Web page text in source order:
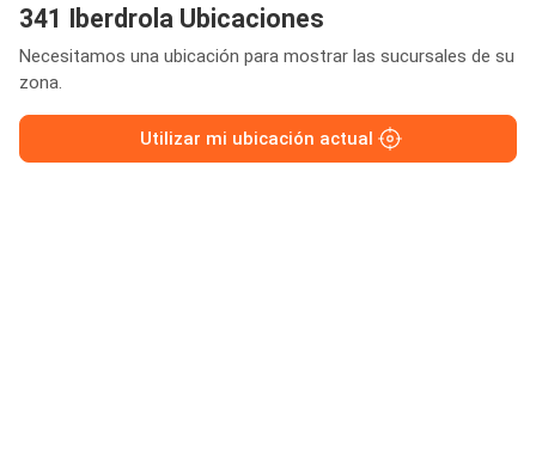
341 Iberdrola Ubicaciones
Necesitamos una ubicación para mostrar las sucursales de su
zona.
Utilizar mi ubicación actual